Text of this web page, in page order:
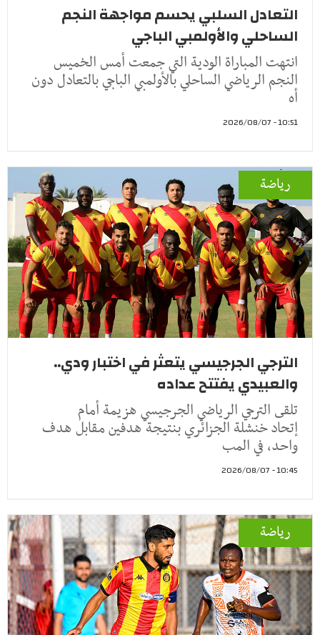
التعادل السلبي يحسم مواجهة النجم
الساحلي والأولمبي الباجي
انتهت المباراة الودية التي جمعت أمس الخميس
النجم الرياضي الساحلي بالأولمبي الباجي بالتعادل دون
أه
10:51 - 2026/08/07
رياضة
الترجي الجرجيسي يتعثر في اختبار ودي..
والعبيدي يفتتح عداده
تلقى الترجي الرياضي الجرجيسي هزيمة أمام
إتحاد خنشلة الجزائري بنتيجة هدفين مقابل هدف
واحد، في المب
10:45 - 2026/08/07
رياضة